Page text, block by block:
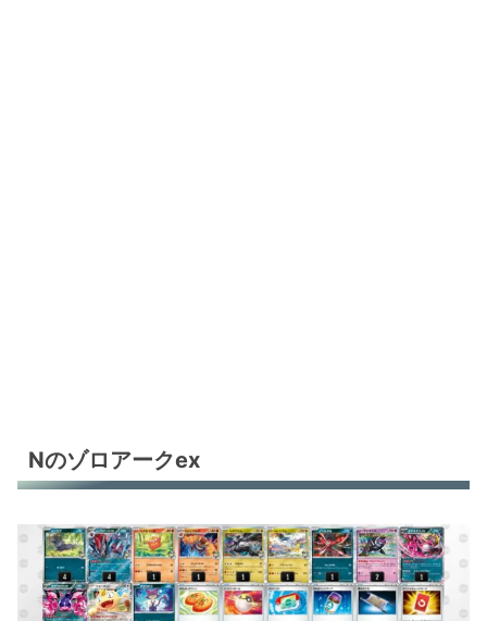
Nのゾロアークex